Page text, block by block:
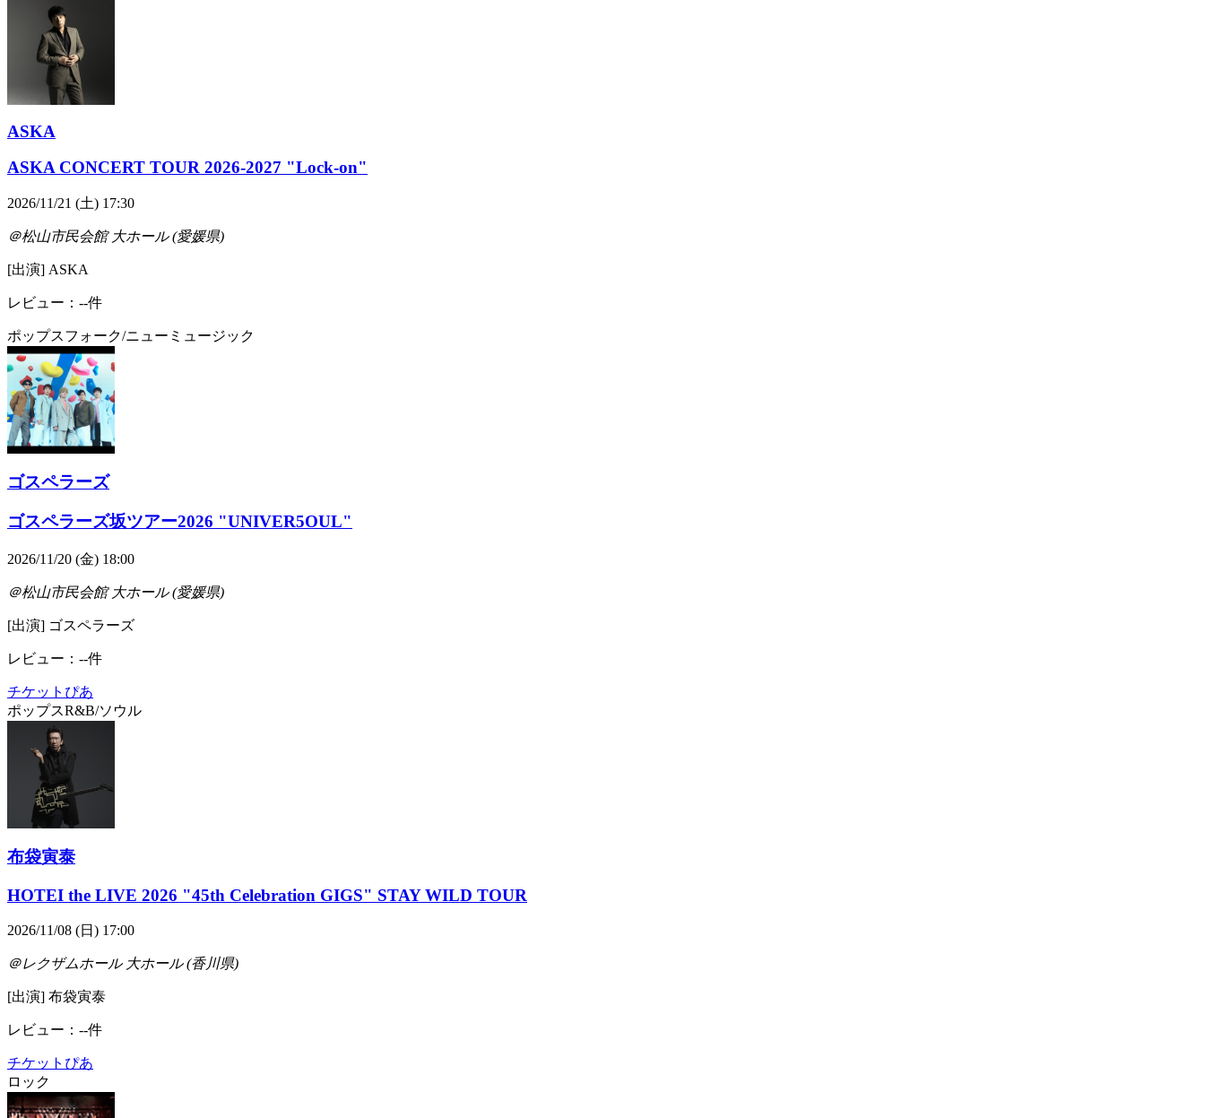
ASKA
ASKA CONCERT TOUR 2026-2027 "Lock-on"
2026/11/21 (土) 17:30
＠松山市民会館 大ホール (愛媛県)
[出演] ASKA
レビュー：--件
ポップスフォーク/ニューミュージック
ゴスペラーズ
ゴスペラーズ坂ツアー2026 "UNIVER5OUL"
2026/11/20 (金) 18:00
＠松山市民会館 大ホール (愛媛県)
[出演] ゴスペラーズ
レビュー：--件
チケットぴあ
ポップスR&B/ソウル
布袋寅泰
HOTEI the LIVE 2026 "45th Celebration GIGS" STAY WILD TOUR
2026/11/08 (日) 17:00
＠レクザムホール 大ホール (香川県)
[出演] 布袋寅泰
レビュー：--件
チケットぴあ
ロック